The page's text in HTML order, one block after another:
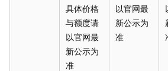
具体价格
与额度请
以官网最
新公示为
准
以官网最
新公示为
准